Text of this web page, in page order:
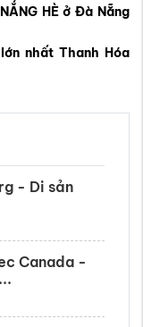
HÈ ở Đà Nẵng
nhất Thanh Hóa
- Di sản
Canada -